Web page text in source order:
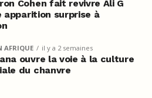
Cohen fait revivre Ali G
apparition surprise à
AFRIQUE il y a 2 semaines
ouvre la voie à la culture
du chanvre